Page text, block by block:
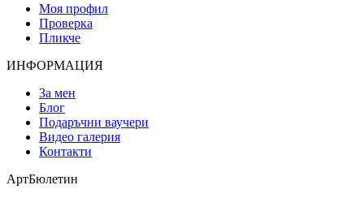
Моя профил
Проверка
Пликче
ИНФОРМАЦИЯ
За мен
Блог
Подаръчни ваучери
Видео галерия
Контакти
АртБюлетин